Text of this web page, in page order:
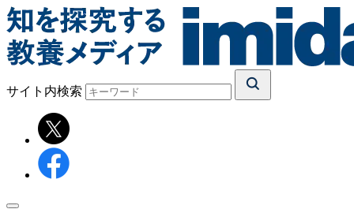
サイト内検索